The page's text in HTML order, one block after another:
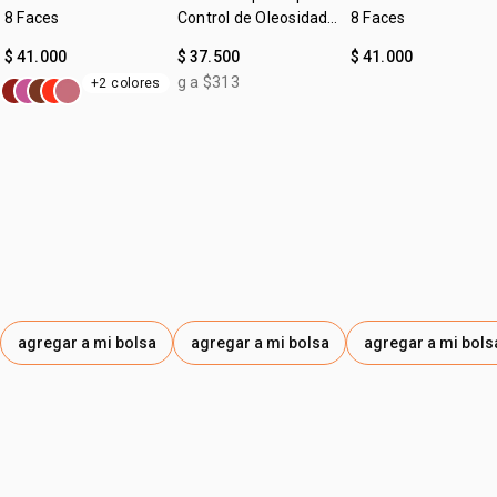
8 Faces
$ 41.000
+2 colores
agregar a mi bolsa
Control de Oleosidad
$ 37.500
g a $313
agregar a mi bolsa
8 Faces
$ 41.000
agregar a mi